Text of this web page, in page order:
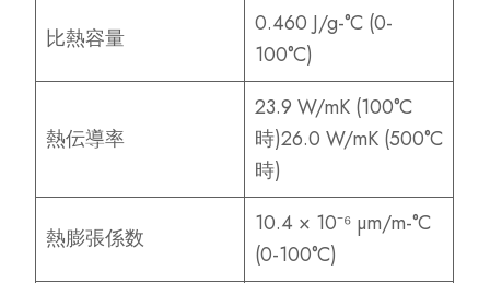
比熱容量
0.460 J/g-°C (0-
100°C)
熱伝導率
23.9 W/mK (100°C
時)26.0 W/mK (500°C
時)
熱膨張係数
10.4 × 10⁻⁶ µm/m-°C
(0-100°C)